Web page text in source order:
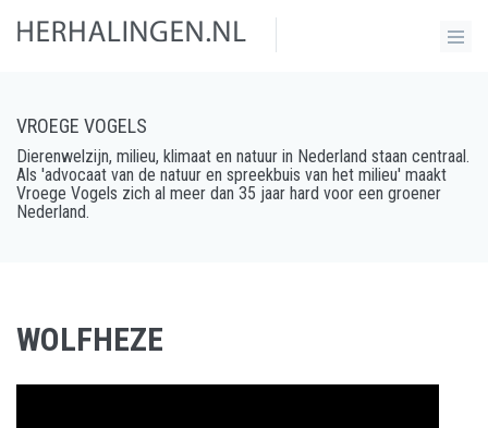
VROEGE VOGELS
Dierenwelzijn, milieu, klimaat en natuur in Nederland staan centraal.
Als 'advocaat van de natuur en spreekbuis van het milieu' maakt
Vroege Vogels zich al meer dan 35 jaar hard voor een groener
Nederland.
WOLFHEZE